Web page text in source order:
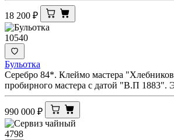
18 200 ₽
10540
Бульотка
Серебро 84*. Клеймо мастера
пробирного мастера с датой "В.П 1883".
990 000 ₽
4798